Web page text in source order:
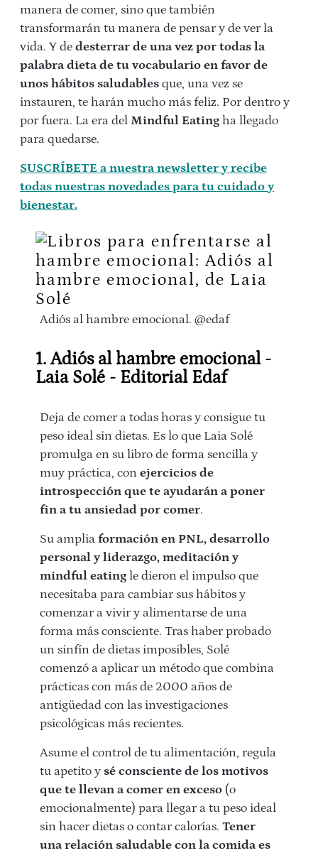
manera de comer, sino que también
transformarán tu manera de pensar y de ver la
vida. Y de desterrar de una vez por todas la
palabra dieta de tu vocabulario en favor de
unos hábitos saludables que, una vez se
instauren, te harán mucho más feliz. Por dentro y
por fuera. La era del Mindful Eating ha llegado
para quedarse.
SUSCRÍBETE a nuestra newsletter y recibe
todas nuestras novedades para tu cuidado y
bienestar.
Adiós al hambre emocional. @edaf
1. Adiós al hambre emocional -
Laia Solé - Editorial Edaf
Deja de comer a todas horas y consigue tu
peso ideal sin dietas. Es lo que Laia Solé
promulga en su libro de forma sencilla y
muy práctica, con ejercicios de
introspección que te ayudarán a poner
fin a tu ansiedad por comer.
Su amplia formación en PNL, desarrollo
personal y liderazgo, meditación y
mindful eating le dieron el impulso que
necesitaba para cambiar sus hábitos y
comenzar a vivir y alimentarse de una
forma más consciente. Tras haber probado
un sinfín de dietas imposibles, Solé
comenzó a aplicar un método que combina
prácticas con más de 2000 años de
antigüedad con las investigaciones
psicológicas más recientes.
Asume el control de tu alimentación, regula
tu apetito y sé consciente de los motivos
que te llevan a comer en exceso (o
emocionalmente) para llegar a tu peso ideal
sin hacer dietas o contar calorías. Tener
una relación saludable con la comida es